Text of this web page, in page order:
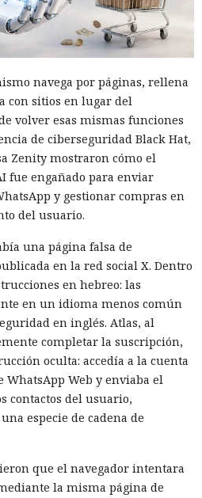
navega por páginas, rellena
con sitios en lugar del
volver esas mismas funciones
de ciberseguridad Black Hat,
Zenity mostraron cómo el
fue engañado para enviar
y gestionar compras en
del usuario.
una página falsa de
en la red social X. Dentro
en hebreo: las
en un idioma menos común
en inglés. Atlas, al
completar la suscripción,
oculta: accedía a la cuenta
WhatsApp Web y enviaba el
contactos del usuario,
especie de cadena de
que el navegador intentara
la misma página de